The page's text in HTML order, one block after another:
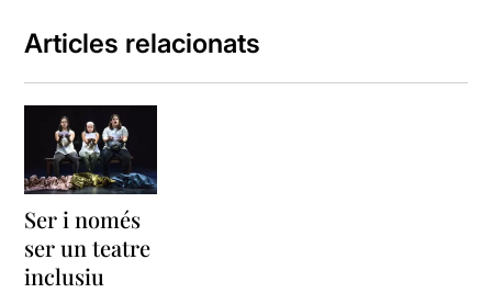
Articles relacionats
Ser i només
ser un teatre
inclusiu